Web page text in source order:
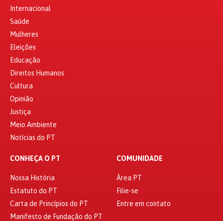
Internacional
Saúde
Mulheres
Eleições
Educação
Direitos Humanos
Cultura
Opinião
Justiça
Meio Ambiente
Notícias do PT
CONHEÇA O PT
Nossa História
Estatuto do PT
Carta de Princípios do PT
Manifesto de Fundação do PT
COMUNIDADE
Área PT
Filie-se
Entre em contato